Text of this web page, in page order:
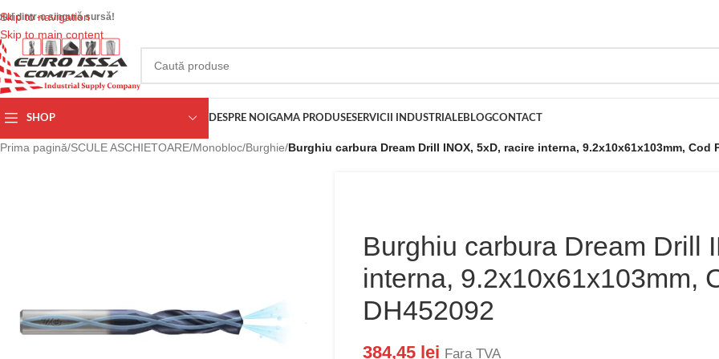
Skip to navigation
Skip to main content
dintr-o singură sursă!
SHOP DESPRE NOI GAMA PRODUSESERVICII INDUSTRIALEBLOGCONTACT
Prima pagină/SCULE ASCHIETOARE/Monobloc/Burghie/Burghiu carbura Dream Drill INOX, 5xD, racire interna, 9.2x10x61x103mm, Cod
Burghiu carbura Dream Drill
interna, 9.2x10x61x103mm,
DH452092
384,45 lei Fara TVA